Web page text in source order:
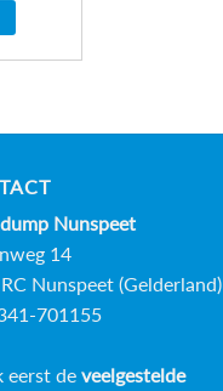
Nunspeet
14
Nunspeet (Gelderland)
701155
eerst de veelgestelde